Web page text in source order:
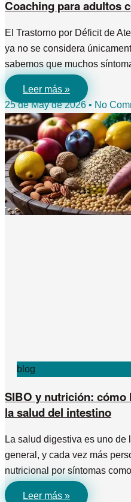
Coaching para adultos
El Trastorno por Déficit de
ya no se considera
sabemos que muchos
Leer más »
25 de May de 2026
No
blog
SIBO y nutrición: cómo
la salud del intestino
La salud digestiva es uno
general, y cada vez más
nutricional por síntomas
Leer más »